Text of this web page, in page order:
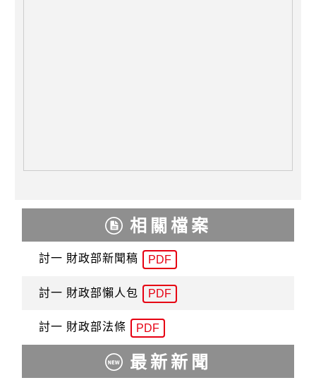
相關檔案
討一 財政部新聞稿 PDF
討一 財政部懶人包 PDF
討一 財政部法條 PDF
最新新聞